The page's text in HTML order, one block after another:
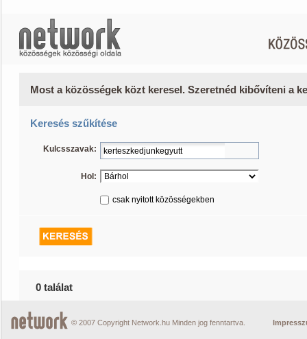
Most a közösségek közt keresel. Szeretnéd kibővíteni a
Keresés szűkítése
Kulcsszavak:
Hol:
csak nyitott közösségekben
0 találat
© 2007 Copyright Network.hu Minden jog fenntartva.